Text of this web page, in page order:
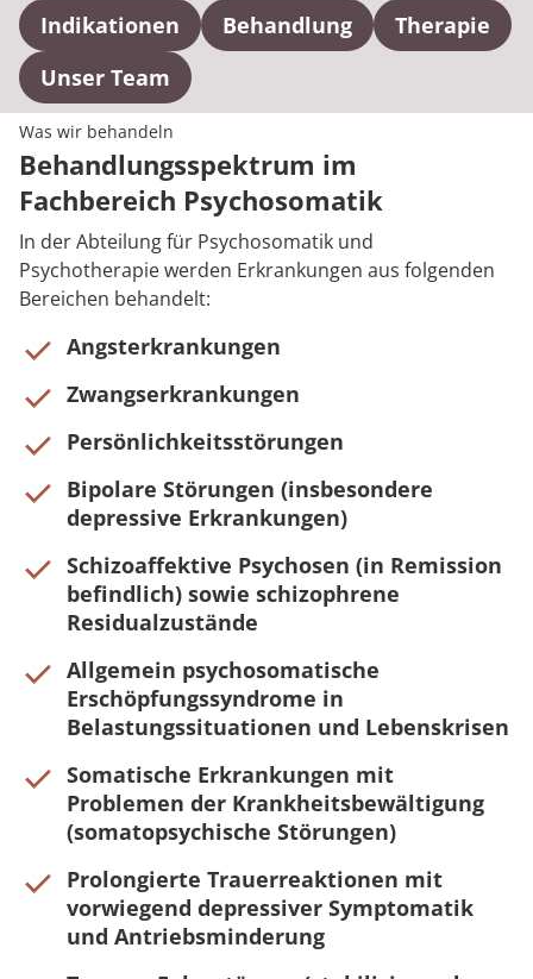
Indikationen Behandlung
Therapie
Unser Team
Was wir behandeln
Behandlungsspektrum im
Fachbereich Psychosomatik
In der Abteilung für Psychosomatik und
Psychotherapie werden Erkrankungen aus folgenden
Bereichen behandelt:
Angsterkrankungen
Zwangserkrankungen
Persönlichkeitsstörungen
Bipolare Störungen (insbesondere
depressive Erkrankungen)
Schizoaffektive Psychosen (in Remission
befindlich) sowie schizophrene
Residualzustände
Allgemein psychosomatische
Erschöpfungssyndrome in
Belastungssituationen und Lebenskrisen
Somatische Erkrankungen mit
Problemen der Krankheitsbewältigung
(somatopsychische Störungen)
Prolongierte Trauerreaktionen mit
vorwiegend depressiver Symptomatik
und Antriebsminderung